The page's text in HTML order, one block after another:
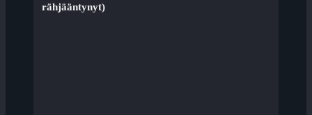
rähjääntynyt)